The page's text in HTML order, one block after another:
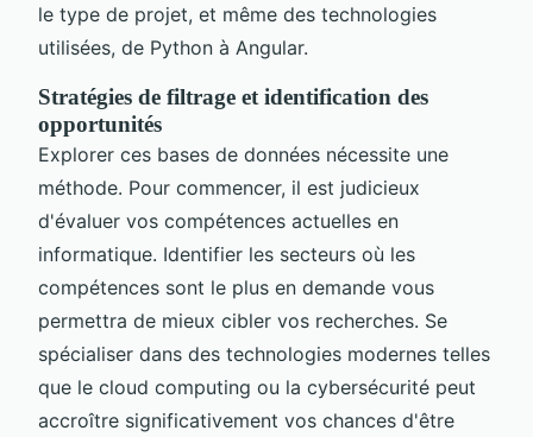
le type de projet, et même des technologies
utilisées, de Python à Angular.
Stratégies de filtrage et identification des
opportunités
Explorer ces bases de données nécessite une
méthode. Pour commencer, il est judicieux
d'évaluer vos compétences actuelles en
informatique. Identifier les secteurs où les
compétences sont le plus en demande vous
permettra de mieux cibler vos recherches. Se
spécialiser dans des technologies modernes telles
que le cloud computing ou la cybersécurité peut
accroître significativement vos chances d'être